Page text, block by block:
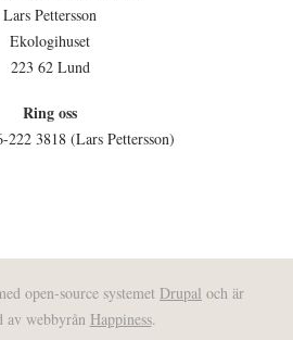
Lars Pettersson
Ekologihuset
223 62 Lund
Ring oss
222 3818 (Lars Pettersson)
open-source systemet Drupal och är
av webbyrån Happiness.